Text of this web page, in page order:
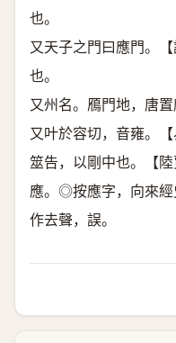
也。
又天子之門曰應門。
也。
又州名。鴈門地，唐置
又叶於容切，音雍。
筮告，以剛中也。【
應。◎按應字，向來
作去聲，誤。